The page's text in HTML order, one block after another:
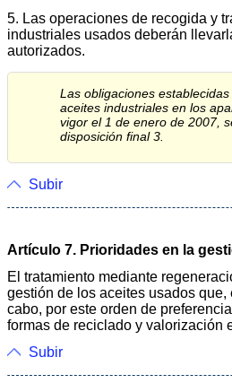
5. Las operaciones de recogida y
industriales usados deberán
autorizados.
Las obligaciones
aceites industriales en los
vigor el 1 de enero de 2007,
disposición final 3.
Subir
Artículo 7. Prioridades en la
El tratamiento mediante
gestión de los aceites usados que,
cabo, por este orden de
formas de reciclado y valorización
Subir